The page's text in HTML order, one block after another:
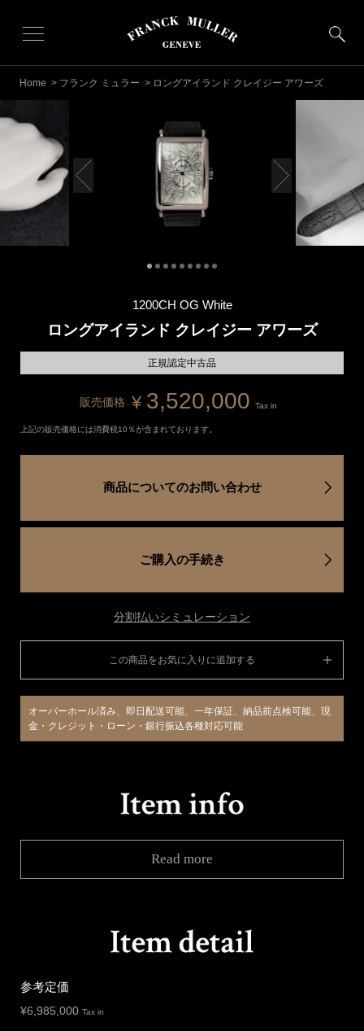
Home > フランク ミュラー > ロングアイランド クレイジー アワーズ
1200CH OG White
ロングアイランド クレイジー アワーズ
正規認定中古品
販売価格 ¥ 3,520,000 Tax in
上記の販売価格には消費税10％が含まれております。
商品についてのお問い合わせ
ご購入の手続き
分割払いシミュレーション
この商品をお気に入りに追加する
オーバーホール済み、即日配送可能、一年保証、納品前点検可能、現
金・クレジット・ローン・銀行振込各種対応可能
Read more
参考定価
¥6,985,000 Tax in